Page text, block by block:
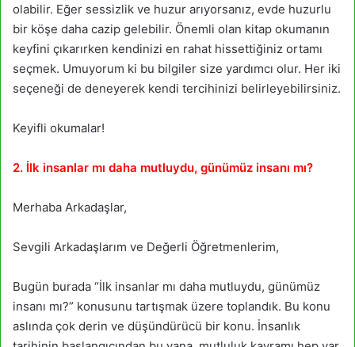
olabilir. Eğer sessizlik ve huzur arıyorsanız, evde huzurlu
bir köşe daha cazip gelebilir. Önemli olan kitap okumanın
keyfini çıkarırken kendinizi en rahat hissettiğiniz ortamı
seçmek. Umuyorum ki bu bilgiler size yardımcı olur. Her iki
seçeneği de deneyerek kendi tercihinizi belirleyebilirsiniz.
Keyifli okumalar!
2. İlk insanlar mı daha mutluydu, günümüz insanı mı?
Merhaba Arkadaşlar,
Sevgili Arkadaşlarım ve Değerli Öğretmenlerim,
Bugün burada “İlk insanlar mı daha mutluydu, günümüz
insanı mı?” konusunu tartışmak üzere toplandık. Bu konu
aslında çok derin ve düşündürücü bir konu. İnsanlık